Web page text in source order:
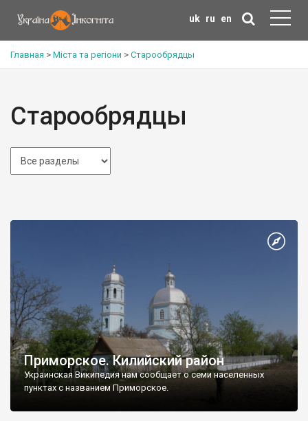
uk ru en
Главная > Міста та регіони > Старообрядцы
Старообрядцы
Приморское. Килийский район
Украинская Википедия нам сообщает о семи населенных
пунктах с названием Приморское.